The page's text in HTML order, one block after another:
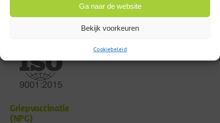
Ga naar de website
Bekijk voorkeuren
Cookiebeleid
085 – 02 98 705
Griepvaccinatie
(NPG)